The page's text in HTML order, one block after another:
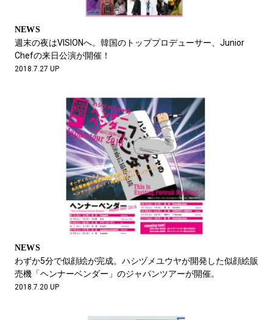
NEWS
週末の夜はVISIONへ。韓国のトッププロデューサー、Junior
Chefの来日公演が開催！
2018.7.27 UP
NEWS
わずか5分で似顔絵が完成。ハシヅメユウヤが開発した似顔絵販
売機「ヘンナーベンダー」のジャパンツアーが開催。
2018.7.20 UP